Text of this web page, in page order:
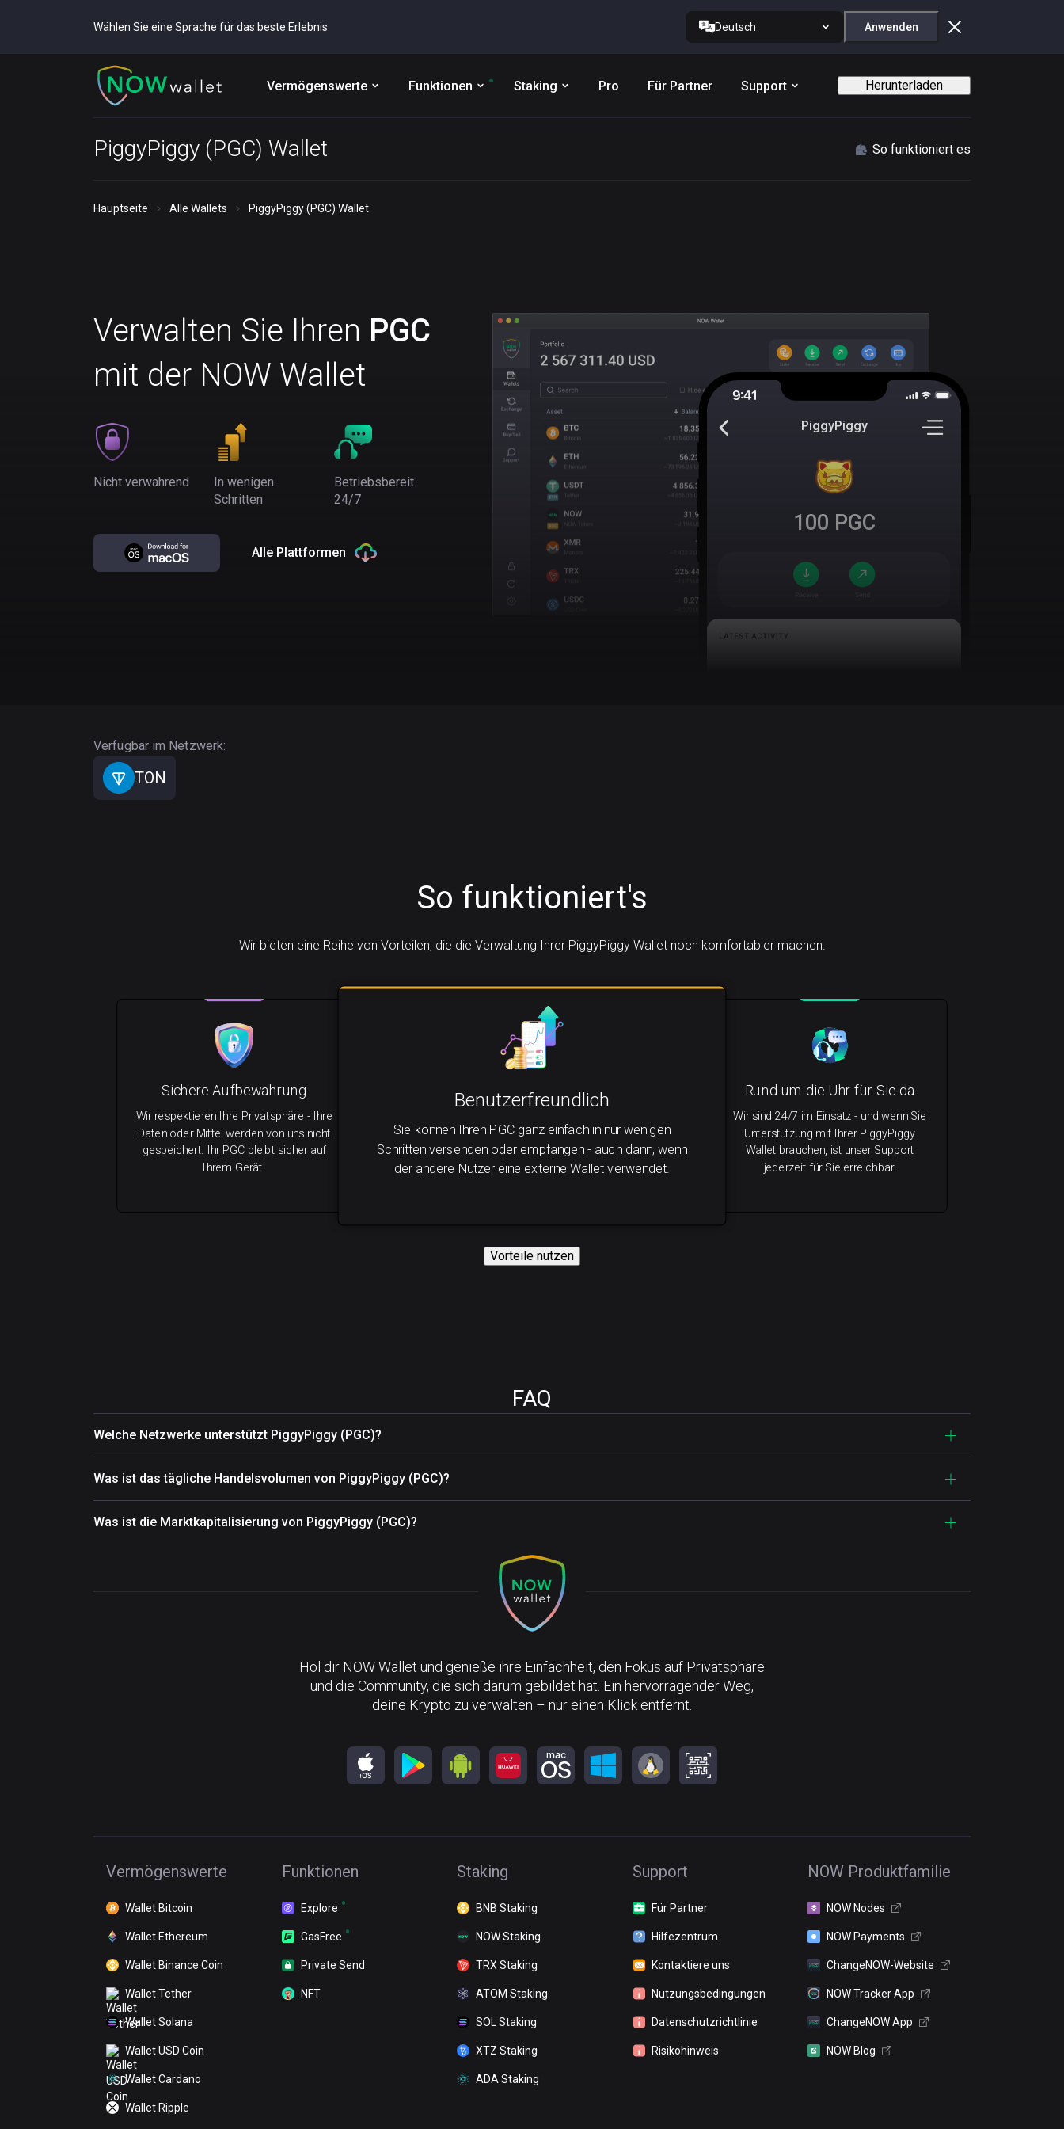
Wählen Sie eine Sprache für das beste Erlebnis Deutsch Anwenden
Vermögenswerte Funktionen Staking Pro Für Partner Support Herunterladen
PiggyPiggy (PGC) Wallet So funktioniert es
Hauptseite Alle Wallets PiggyPiggy (PGC) Wallet
Verwalten Sie Ihren PGC
mit der NOW Wallet
Nicht verwahrend
In wenigen
Schritten
Betriebsbereit
24/7
Alle Plattformen
PiggyPiggy
100 PGC
Verfügbar im Netzwerk:
TON
So funktioniert's
Wir bieten eine Reihe von Vorteilen, die die Verwaltung Ihrer PiggyPiggy Wallet noch komfortabler machen.
Benutzerfreundlich
Sie können Ihren PGC ganz einfach in nur wenigen
Schritten versenden oder empfangen - auch dann, wenn
der andere Nutzer eine externe Wallet verwendet.
Rund um die Uhr für Sie da
Wir sind 24/7 im Einsatz - und wenn Sie
Unterstützung mit Ihrer PiggyPiggy
Wallet brauchen, ist unser Support
jederzeit für Sie erreichbar.
Sichere Aufbewahrung
Wir respektieren Ihre Privatsphäre - Ihre
Daten oder Mittel werden von uns nicht
gespeichert. Ihr PGC bleibt sicher auf
Ihrem Gerät.
Vorteile nutzen
FAQ
Welche Netzwerke unterstützt PiggyPiggy (PGC)?
Was ist das tägliche Handelsvolumen von PiggyPiggy (PGC)?
Was ist die Marktkapitalisierung von PiggyPiggy (PGC)?
Hol dir NOW Wallet und genieße ihre Einfachheit, den Fokus auf Privatsphäre
und die Community, die sich darum gebildet hat. Ein hervorragender Weg,
deine Krypto zu verwalten – nur einen Klick entfernt.
Vermögenswerte
Wallet Bitcoin
Wallet Ethereum
Wallet Binance Coin
Wallet Tether
Wallet Solana
Wallet USD Coin
Wallet Cardano
Wallet Ripple
Funktionen
Explore
GasFree
Private Send
NFT
Staking
BNB Staking
NOW Staking
TRX Staking
ATOM Staking
SOL Staking
XTZ Staking
ADA Staking
Support
Für Partner
Hilfezentrum
Kontaktiere uns
Nutzungsbedingungen
Datenschutzrichtlinie
Risikohinweis
NOW Produktfamilie
NOW Nodes
NOW Payments
ChangeNOW-Website
NOW Tracker App
ChangeNOW App
NOW Blog